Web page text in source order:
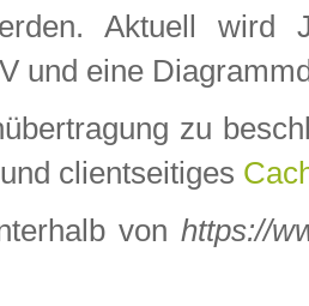
Aktuell wird
und eine
zu
und clientseitiges
von https://